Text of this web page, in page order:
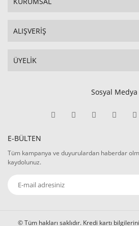
ALIŞVERİŞ
ÜYELİK
Sosyal Medya
E-BÜLTEN
Tüm kampanya ve duyurulardan haberdar
kaydolunuz.
© Tüm hakları saklıdır. Kredi kartı